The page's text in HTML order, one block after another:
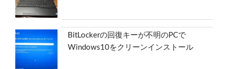
BitLockerの回復キーが不明のPCで
Windows10をクリーンインストール